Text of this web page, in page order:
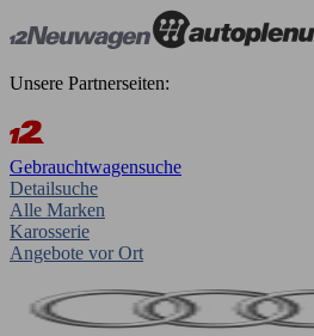
Unsere Partnerseiten:
Gebrauchtwagensuche
Detailsuche
Alle Marken
Karosserie
Angebote vor Ort